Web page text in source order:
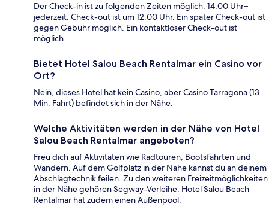
Der Check-in ist zu folgenden Zeiten möglich: 14:00 Uhr–
jederzeit. Check-out ist um 12:00 Uhr. Ein später Check-out ist
gegen Gebühr möglich. Ein kontaktloser Check-out ist
möglich.
Bietet Hotel Salou Beach Rentalmar ein Casino vor
Ort?
Nein, dieses Hotel hat kein Casino, aber Casino Tarragona (13
Min. Fahrt) befindet sich in der Nähe.
Welche Aktivitäten werden in der Nähe von Hotel
Salou Beach Rentalmar angeboten?
Freu dich auf Aktivitäten wie Radtouren, Bootsfahrten und
Wandern. Auf dem Golfplatz in der Nähe kannst du an deinem
Abschlagtechnik feilen. Zu den weiteren Freizeitmöglichkeiten
in der Nähe gehören Segway-Verleihe. Hotel Salou Beach
Rentalmar hat zudem einen Außenpool.